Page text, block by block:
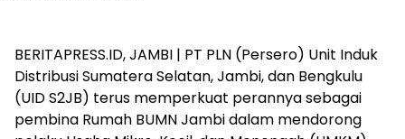
BERITAPRESS.ID, JAMBI | PT PLN (Persero) Unit Induk
Distribusi Sumatera Selatan, Jambi, dan Bengkulu
(UID S2JB) terus memperkuat perannya sebagai
pembina Rumah BUMN Jambi dalam mendorong